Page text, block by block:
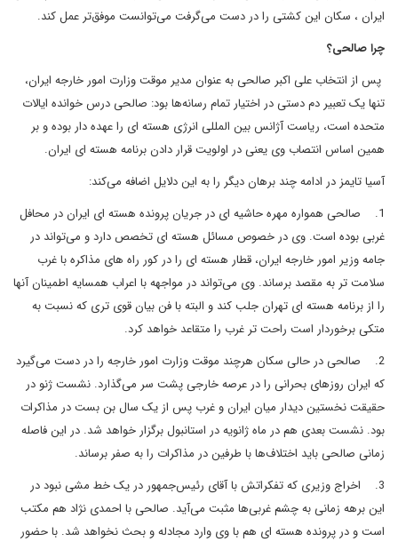
ايران ، سکان اين کشتى را در دست مى‌گرفت مى‌توانست موفق‌تر عمل کند.
چرا صالحى؟
پس از انتخاب على اکبر صالحى به عنوان مدير موقت وزارت امور خارجه ايران،
تنها يک تعبير دم دستى در اختيار تمام رسانه‌ها بود: صالحى درس خوانده ايالات
متحده است، رياست آژانس بين المللى انرژى هسته اى را عهده دار بوده و بر
همين اساس انتصاب وى يعنى در اولويت قرار دادن برنامه هسته اى ايران.
آسيا تايمز در ادامه چند برهان ديگر را به اين دلايل اضافه مى‌کند:
1.
صالحى همواره مهره حاشيه اى در جريان پرونده هسته اى ايران در محافل
غربى بوده است. وى در خصوص مسائل هسته اى تخصص دارد و مى‌تواند در
جامه وزير امور خارجه ايران، قطار هسته اى را در کور راه هاى مذاکره با غرب
سلامت تر به مقصد برساند. وى مى‌تواند در مواجهه با اعراب همسايه اطمينان آنها
را از برنامه هسته اى تهران جلب کند و البته با فن بيان قوى ترى که نسبت به
متکى برخوردار است راحت تر غرب را متقاعد خواهد کرد.
2.
صالحى در حالى سکان هرچند موقت وزارت امور خارجه را در دست مى‌گيرد
که ايران روزهاى بحرانى را در عرصه خارجى پشت سر مى‌گذارد. نشست ژنو در
حقيقت نخستين ديدار ميان ايران و غرب پس از يک سال بن بست در مذاکرات
بود. نشست بعدى هم در ماه ژانويه در استانبول برگزار خواهد شد. در اين فاصله
زمانى صالحى بايد اختلاف‌ها با طرفين در مذاکرات را به صفر برساند.
3.
اخراج وزيرى که تفکراتش با آقاى رئيس‌جمهور در يک خط مشى نبود در
اين برهه زمانى به چشم غربى‌ها مثبت مى‌آيد. صالحى با احمدى نژاد هم مکتب
است و در پرونده هسته اى هم با وى وارد مجادله و بحث نخواهد شد. با حضور